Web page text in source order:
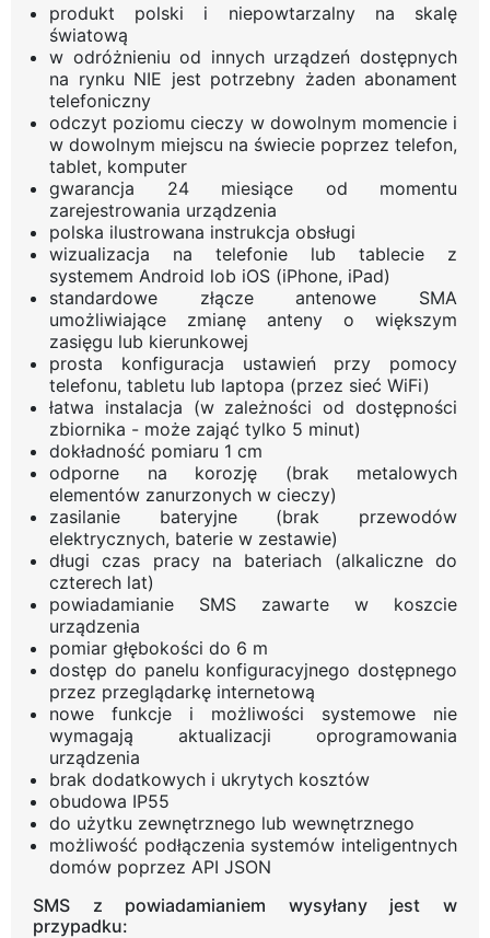
produkt polski i niepowtarzalny na skalę
światową
w odróżnieniu od innych urządzeń dostępnych
na rynku NIE jest potrzebny żaden abonament
telefoniczny
odczyt poziomu cieczy w dowolnym momencie i
w dowolnym miejscu na świecie poprzez telefon,
tablet, komputer
gwarancja 24 miesiące od momentu
zarejestrowania urządzenia
polska ilustrowana instrukcja obsługi
wizualizacja na telefonie lub tablecie z
systemem Android lob iOS (iPhone, iPad)
standardowe złącze antenowe SMA
umożliwiające zmianę anteny o większym
zasięgu lub kierunkowej
prosta konfiguracja ustawień przy pomocy
telefonu, tabletu lub laptopa (przez sieć WiFi)
łatwa instalacja (w zależności od dostępności
zbiornika - może zająć tylko 5 minut)
dokładność pomiaru 1 cm
odporne na korozję (brak metalowych
elementów zanurzonych w cieczy)
zasilanie bateryjne (brak przewodów
elektrycznych, baterie w zestawie)
długi czas pracy na bateriach (alkaliczne do
czterech lat)
powiadamianie SMS zawarte w koszcie
urządzenia
pomiar głębokości do 6 m
dostęp do panelu konfiguracyjnego dostępnego
przez przeglądarkę internetową
nowe funkcje i możliwości systemowe nie
wymagają aktualizacji oprogramowania
urządzenia
brak dodatkowych i ukrytych kosztów
obudowa IP55
do użytku zewnętrznego lub wewnętrznego
możliwość podłączenia systemów inteligentnych
domów poprzez API JSON
SMS z powiadamianiem wysyłany jest w
przypadku: